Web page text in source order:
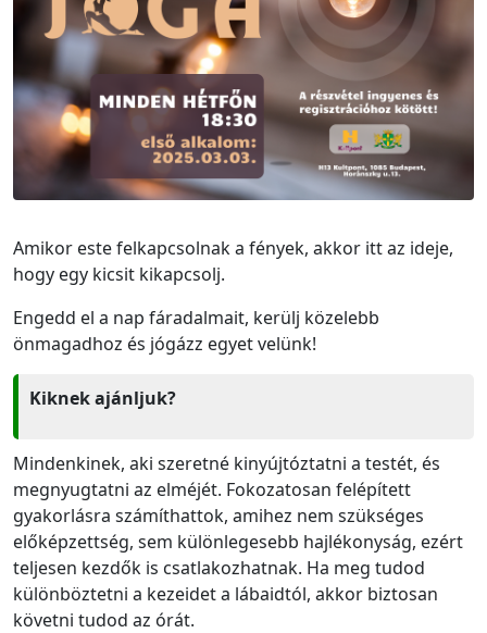
Amikor este felkapcsolnak a fények, akkor itt az ideje,
hogy egy kicsit kikapcsolj.
Engedd el a nap fáradalmait, kerülj közelebb
önmagadhoz és jógázz egyet velünk!
Kiknek ajánljuk?
Mindenkinek, aki szeretné kinyújtóztatni a testét, és
megnyugtatni az elméjét. Fokozatosan felépített
gyakorlásra számíthattok, amihez nem szükséges
előképzettség, sem különlegesebb hajlékonyság, ezért
teljesen kezdők is csatlakozhatnak. Ha meg tudod
különböztetni a kezeidet a lábaidtól, akkor biztosan
követni tudod az órát.